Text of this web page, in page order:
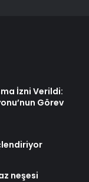
İzni Verildi:
Görev
neşesi